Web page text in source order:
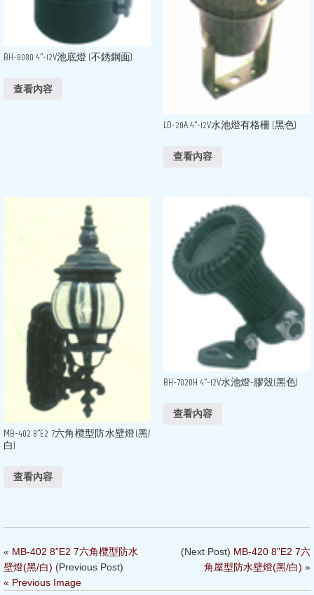
BH-8080 4”-12V池底燈 (不銹鋼面)
查看內容
LD-20A 4”-12V水池燈有格柵 (黑色)
查看內容
MB-402 8”E2 7六角欖型防水壁燈(黑/
白)
查看內容
BH-7020H 4”-12V水池燈-膠殼(黑色)
查看內容
« MB-402 8”E2 7六角欖型防水
壁燈(黑/白) (Previous Post)
(Next Post) MB-420 8”E2 7六
角屋型防水壁燈(黑/白) »
« Previous Image